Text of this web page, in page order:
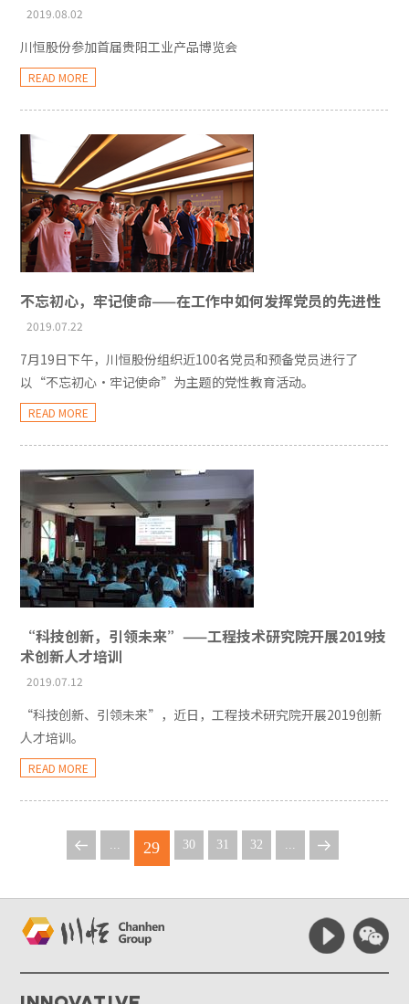
2019.08.02
川恒股份参加首届贵阳工业产品博览会
READ MORE
不忘初心，牢记使命——在工作中如何发挥党员的先进性
2019.07.22
7月19日下午，川恒股份组织近100名党员和预备党员进行了
以“不忘初心·牢记使命”为主题的党性教育活动。
READ MORE
“科技创新，引领未来”——工程技术研究院开展2019技
术创新人才培训
2019.07.12
“科技创新、引领未来”，近日，工程技术研究院开展2019创新
人才培训。
READ MORE
... 29 30 31 32 ...